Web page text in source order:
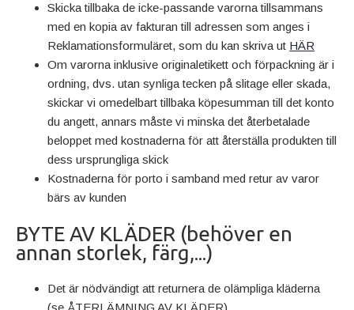
Skicka tillbaka de icke-passande varorna tillsammans
med en kopia av fakturan till adressen som anges i
Reklamationsformuläret, som du kan skriva ut HÄR
Om varorna inklusive originaletikett och förpackning är i
ordning, dvs. utan synliga tecken på slitage eller skada,
skickar vi omedelbart tillbaka köpesumman till det konto
du angett, annars måste vi minska det återbetalade
beloppet med kostnaderna för att återställa produkten till
dess ursprungliga skick
Kostnaderna för porto i samband med retur av varor
bärs av kunden
BYTE AV KLÄDER (behöver en
annan storlek, färg,...)
Det är nödvändigt att returnera de olämpliga kläderna